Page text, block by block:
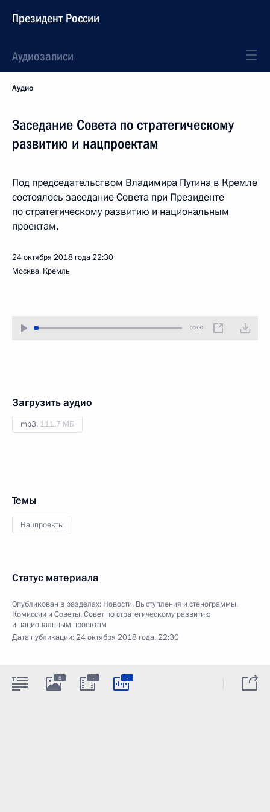
Президент России
Аудиозаписи
Аудио
Заседание Совета по стратегическому
развитию и нацпроектам
Под председательством Владимира Путина в Кремле
состоялось заседание Совета при Президенте
по стратегическому развитию и национальным
проектам.
24 октября 2018 года22:30
Москва, Кремль
00:00
Загрузить аудио
mp3, 111.7 МБ
Темы
Нацпроекты
Статус материала
Опубликован в разделах: Новости, Выступления и стенограммы,
Комиссии и Советы,Совет по стратегическому развитию
и национальным проектам
Дата публикации:24 октября 2018 года, 22:30
8 : :